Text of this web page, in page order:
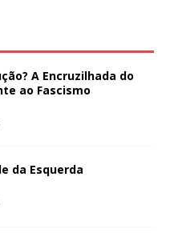
A Encruzilhada do
ao Fascismo
da Esquerda